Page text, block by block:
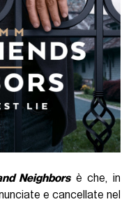
Neighborsè che, in
e cancellate nel